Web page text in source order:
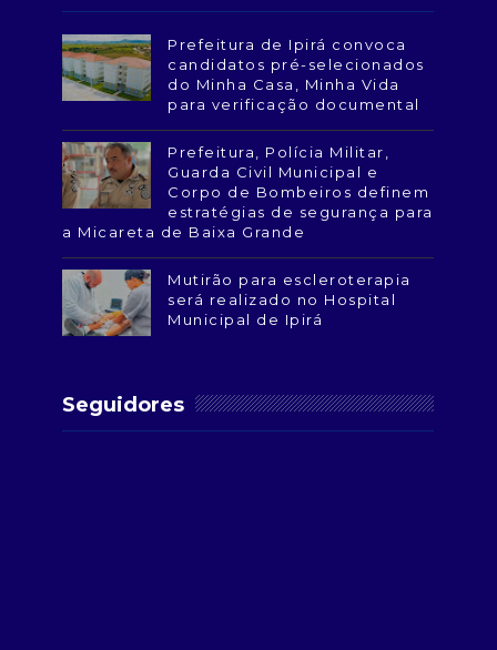
Prefeitura de Ipirá convoca
candidatos pré-selecionados
do Minha Casa, Minha Vida
para verificação documental
Prefeitura, Polícia Militar,
Guarda Civil Municipal e
Corpo de Bombeiros definem
estratégias de segurança para
a Micareta de Baixa Grande
Mutirão para escleroterapia
será realizado no Hospital
Municipal de Ipirá
Seguidores